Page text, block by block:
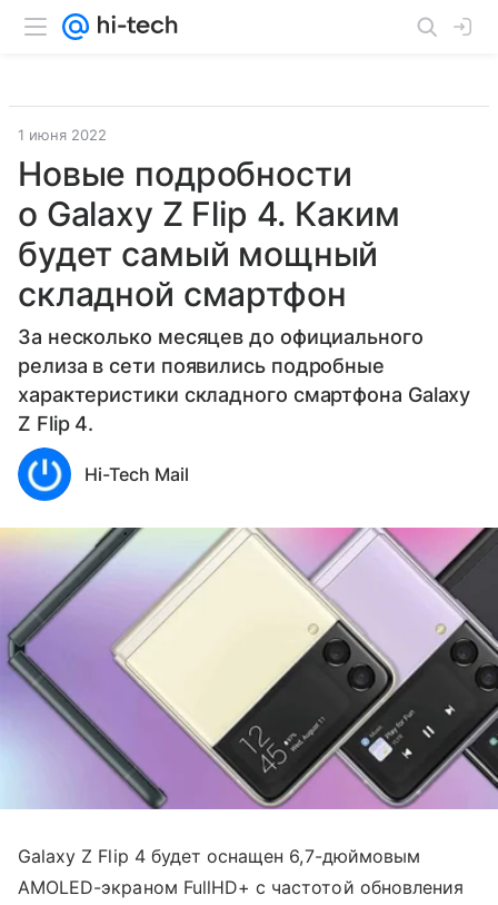
1 июня 2022
Новые подробности
о Galaxy Z Flip 4. Каким
будет самый мощный
складной смартфон
За несколько месяцев до официального
релиза в сети появились подробные
характеристики складного смартфона Galaxy
Z Flip 4.
Hi-Tech Mail
Galaxy Z Flip 4 будет оснащен 6,7-дюймовым
AMOLED-экраном FullHD+ с частотой обновления